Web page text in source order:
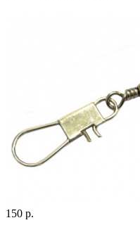
150 р.